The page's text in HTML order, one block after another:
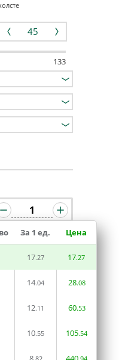
133
За 1 ед. Цена
17.27 17.27
14.04 28.08
12.11 60.53
10.55 105.54
В КОРЗИНУ
комментарий
48 часов